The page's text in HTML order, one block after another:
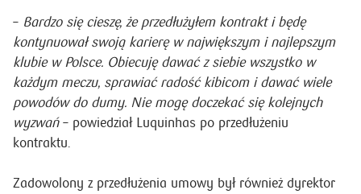
– Bardzo się cieszę, że przedłużyłem kontrakt i będę
kontynuował swoją karierę w największym i najlepszym
klubie w Polsce. Obiecuję dawać z siebie wszystko w
każdym meczu, sprawiać radość kibicom i dawać wiele
powodów do dumy. Nie mogę doczekać się kolejnych
wyzwań– powiedział Luquinhas po przedłużeniu
kontraktu.
Zadowolony z przedłużenia umowy był również dyrektor